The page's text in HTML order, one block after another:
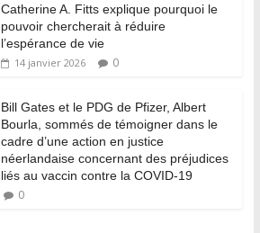
Catherine A. Fitts explique pourquoi le
pouvoir chercherait à réduire
l’espérance de vie
14 janvier 2026 0
Bill Gates et le PDG de Pfizer, Albert
Bourla, sommés de témoigner dans le
cadre d’une action en justice
néerlandaise concernant des préjudices
liés au vaccin contre la COVID-19
0